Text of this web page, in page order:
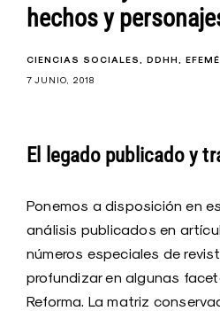
hechos y
CIENCIAS SOCIALES DDHH
7 JUNIO, 2018
El legado publicado y
Ponemos a disposición en
análisis publicados en
números especiales de
profundizar en algunas
Reforma. La matriz